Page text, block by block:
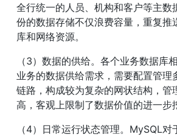
全行统一的人员、机构和客户等主数
份的数据存储不仅浪费容量，重复推
库和网络资源。
（3）数据的供给。各个业务数据库
业务的数据供给需求，需要配置管理
链路，构成较为复杂的网状结构，管
高，客观上限制了数据价值的进一步
（4）日常运行状态管理。MySQL对